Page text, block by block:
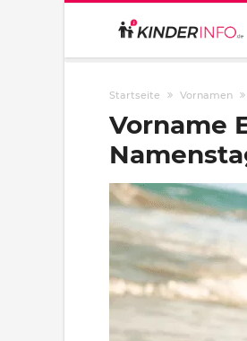
Startseite Vornamen
Vorname